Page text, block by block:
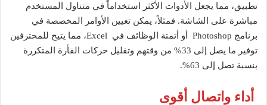
تطبيق، مما يجعل الأدوات الأكثر استخداماً في متناول المستخدم
مباشرة على الشاشة. فمثلاً، يمكن تعيين الأوامر المخصصة في
برنامج Photoshop أو أتمتة الوظائف في Excel، مما يتيح للمحترفين
توفير ما يصل إلى 33% من وقتهم وتقليل حركات الفأرة المتكررة
بنسبة تصل إلى 63%.
أداء واتصال أقوى